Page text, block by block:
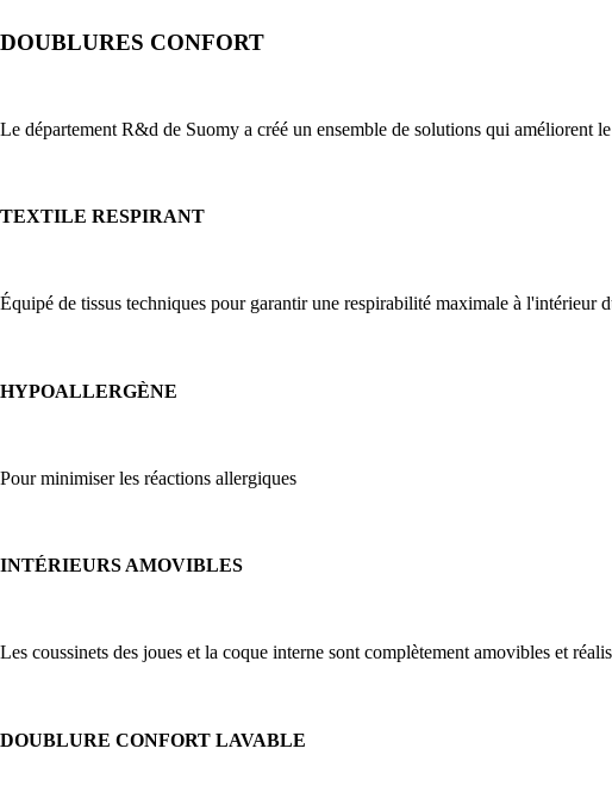
DOUBLURES CONFORT
Le département R&d de Suomy a créé un ensemble de solutions qui améliorent
TEXTILE RESPIRANT
Équipé de tissus techniques pour garantir une respirabilité maximale à l'intérieur
HYPOALLERGÈNE
Pour minimiser les réactions allergiques
INTÉRIEURS AMOVIBLES
Les coussinets des joues et la coque interne sont complètement amovibles et
DOUBLURE CONFORT LAVABLE